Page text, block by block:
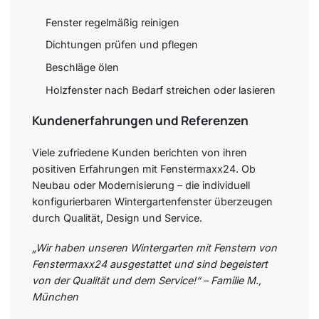
Fenster regelmäßig reinigen
Dichtungen prüfen und pflegen
Beschläge ölen
Holzfenster nach Bedarf streichen oder lasieren
Kundenerfahrungen und Referenzen
Viele zufriedene Kunden berichten von ihren
positiven Erfahrungen mit Fenstermaxx24. Ob
Neubau oder Modernisierung – die individuell
konfigurierbaren Wintergartenfenster überzeugen
durch Qualität, Design und Service.
„Wir haben unseren Wintergarten mit Fenstern von
Fenstermaxx24 ausgestattet und sind begeistert
von der Qualität und dem Service!“ – Familie M.,
München